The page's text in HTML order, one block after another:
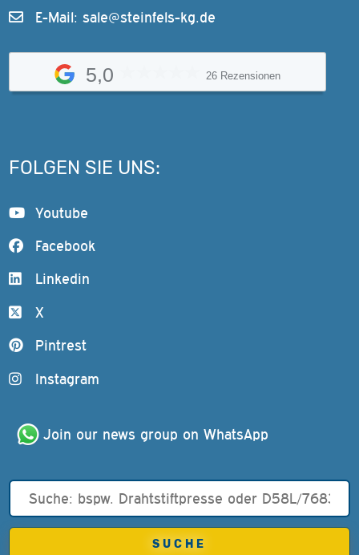
E-Mail: sale@steinfels-kg.de
5,0 26 Rezensionen
FOLGEN SIE UNS:
Youtube
Facebook
Linkedin
X
Pintrest
Instagram
Join our news group on WhatsApp